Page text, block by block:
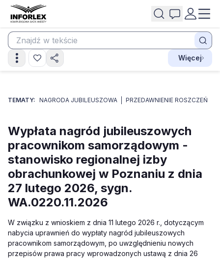
Więcej
TEMATY: NAGRODA JUBILEUSZOWA PRZEDAWNIENIE ROSZCZEŃ
Wypłata nagród jubileuszowych
pracownikom samorządowym -
stanowisko regionalnej izby
obrachunkowej w Poznaniu z dnia
27 lutego 2026, sygn.
WA.0220.11.2026
W związku z wnioskiem z dnia 11 lutego 2026 r., dotyczącym
nabycia uprawnień do wypłaty nagród jubileuszowych
pracownikom samorządowym, po uwzględnieniu nowych
przepisów prawa pracy wprowadzonych ustawą z dnia 26